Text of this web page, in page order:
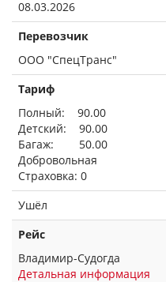
08.03.2026
Перевозчик
ООО "СпецТранс"
Тариф
Полный: 90.00
Детский: 90.00
Багаж: 50.00
Добровольная
Страховка: 0
Ушёл
Рейс
Владимир-Судогда
Детальная информация